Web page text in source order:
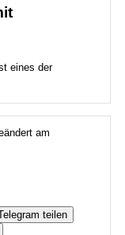
eines der
am
teilen